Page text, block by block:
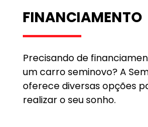
FINANCIAMENTO
Precisando de
um carro seminovo? A
oferece diversas opções
realizar o seu sonho.